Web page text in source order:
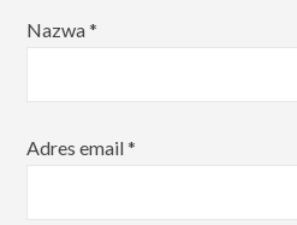
Nazwa*
Adres email*